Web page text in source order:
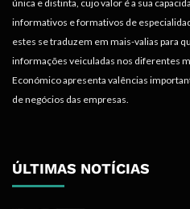
única e distinta, cujo valor é a sua
informativos e formativos de
estes se traduzem em mais-valias para
informações veiculadas nos diferentes
Económico apresenta valências
de negócios das empresas.
ÚLTIMAS NOTÍCIAS